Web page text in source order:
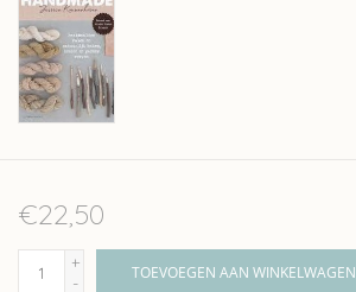
€22,50
+
-
TOEVOEGEN AAN WINKELWAGEN